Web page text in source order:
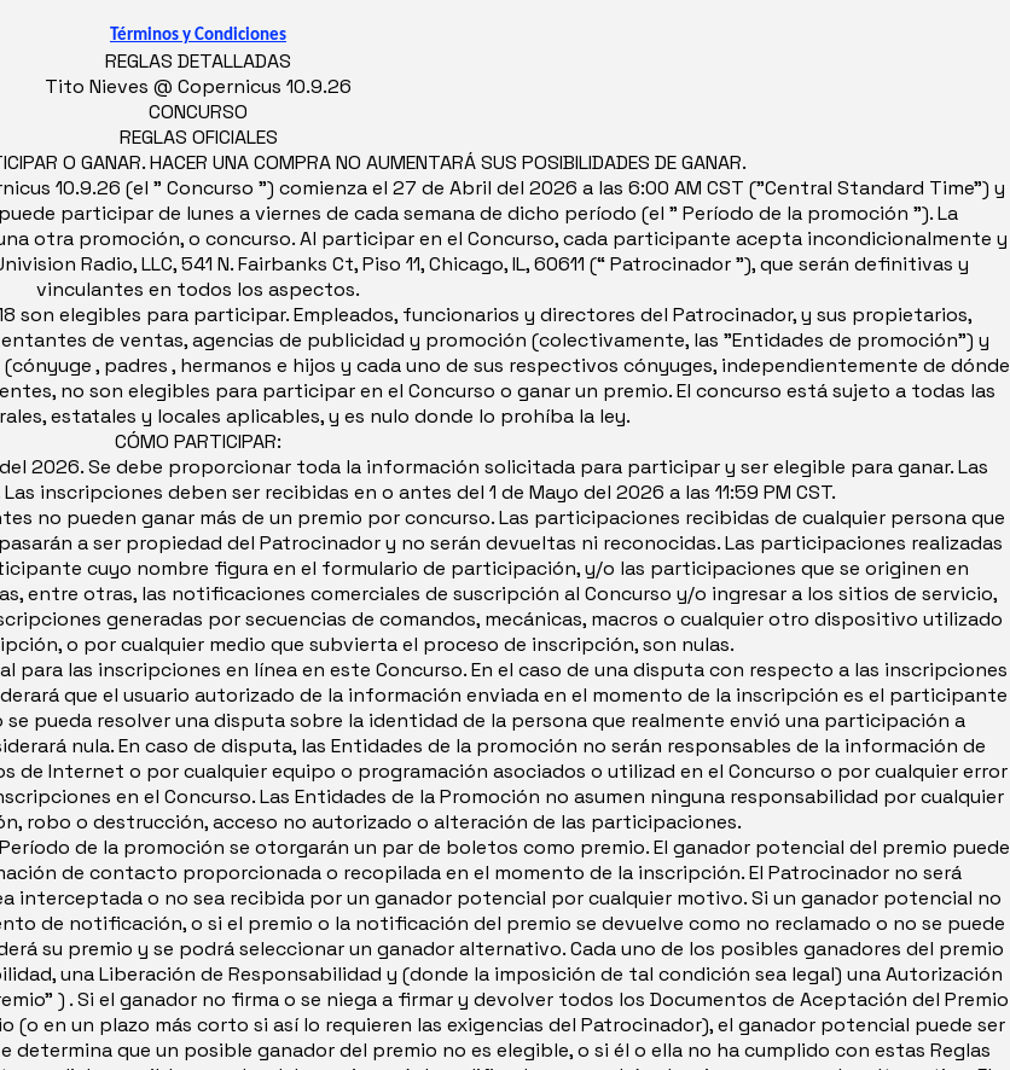
Términos y Condiciones
REGLAS DETALLADAS
Tito Nieves @ Copernicus 10.9.26
CONCURSO
REGLAS OFICIALES
O GANAR. HACER UNA COMPRA NO AUMENTARÁ SUS POSIBILIDADES DE GANAR.
10.9.26 (el " Concurso ") comienza el 27 de Abril del 2026 a las 6:00 AM CST ("Central Standard Time") y
participar de lunes a viernes de cada semana de dicho período (el " Período de la promoción "). La
otra promoción, o concurso. Al participar en el Concurso, cada participante acepta incondicionalmente y
Radio, LLC, 541 N. Fairbanks Ct, Piso 11, Chicago, IL, 60611 (“ Patrocinador ”), que serán definitivas y
vinculantes en todos los aspectos.
18 son elegibles para participar. Empleados, funcionarios y directores del Patrocinador, y sus propietarios,
de ventas, agencias de publicidad y promoción (colectivamente, las "Entidades de promoción") y
, padres , hermanos e hijos y cada uno de sus respectivos cónyuges, independientemente de dónde
no son elegibles para participar en el Concurso o ganar un premio. El concurso está sujeto a todas las
estatales y locales aplicables, y es nulo donde lo prohíba la ley.
CÓMO PARTICIPAR:
2026. Se debe proporcionar toda la información solicitada para participar y ser elegible para ganar. Las
inscripciones deben ser recibidas en o antes del 1 de Mayo del 2026 a las 11:59 PM CST.
no pueden ganar más de un premio por concurso. Las participaciones recibidas de cualquier persona que
a ser propiedad del Patrocinador y no serán devueltas ni reconocidas. Las participaciones realizadas
cuyo nombre figura en el formulario de participación, y/o las participaciones que se originen en
entre otras, las notificaciones comerciales de suscripción al Concurso y/o ingresar a los sitios de servicio,
generadas por secuencias de comandos, mecánicas, macros o cualquier otro dispositivo utilizado
o por cualquier medio que subvierta el proceso de inscripción, son nulas.
las inscripciones en línea en este Concurso. En el caso de una disputa con respecto a las inscripciones
que el usuario autorizado de la información enviada en el momento de la inscripción es el participante
pueda resolver una disputa sobre la identidad de la persona que realmente envió una participación a
nula. En caso de disputa, las Entidades de la promoción no serán responsables de la información de
de Internet o por cualquier equipo o programación asociados o utilizad en el Concurso o por cualquier error
en el Concurso. Las Entidades de la Promoción no asumen ninguna responsabilidad por cualquier
robo o destrucción, acceso no autorizado o alteración de las participaciones.
del Período de la promoción se otorgarán un par de boletos como premio. El ganador potencial del premio puede
de contacto proporcionada o recopilada en el momento de la inscripción. El Patrocinador no será
interceptada o no sea recibida por un ganador potencial por cualquier motivo. Si un ganador potencial no
de notificación, o si el premio o la notificación del premio se devuelve como no reclamado o no se puede
su premio y se podrá seleccionar un ganador alternativo. Cada uno de los posibles ganadores del premio
una Liberación de Responsabilidad y (donde la imposición de tal condición sea legal) una Autorización
) . Si el ganador no firma o se niega a firmar y devolver todos los Documentos de Aceptación del Premio
en un plazo más corto si así lo requieren las exigencias del Patrocinador), el ganador potencial puede ser
que un posible ganador del premio no es elegible, o si él o ella no ha cumplido con estas Reglas